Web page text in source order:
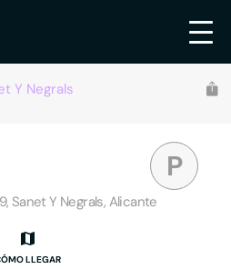
Y Negrals
P
Sanet Y Negrals, Alicante
LLEGAR